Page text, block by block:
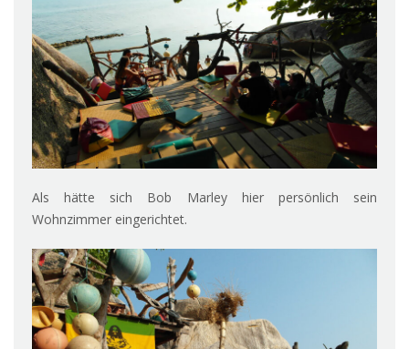
Als hätte sich Bob Marley hier persönlich sein
Wohnzimmer eingerichtet.